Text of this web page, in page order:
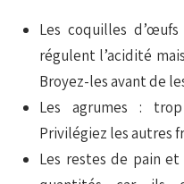
Les coquilles
régulent l’acidité
Broyez-les avant de
Les agrumes :
Privilégiez les autres
Les restes de pain